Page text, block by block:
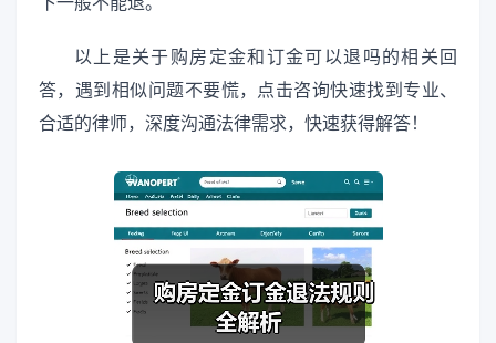
以上是关于购房定金和订金可以退吗的相关回
答，遇到相似问题不要慌，点击咨询快速找到专业、
合适的律师，深度沟通法律需求，快速获得解答！